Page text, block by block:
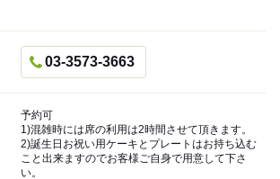
03-3573-3663
予約可
1)混雑時には席の利用は2時間させて頂きます。
2)誕生日お祝い用ケーキとプレートはお持ち込む
こと出来ますのでお客様ご自身で用意して下さ
い。